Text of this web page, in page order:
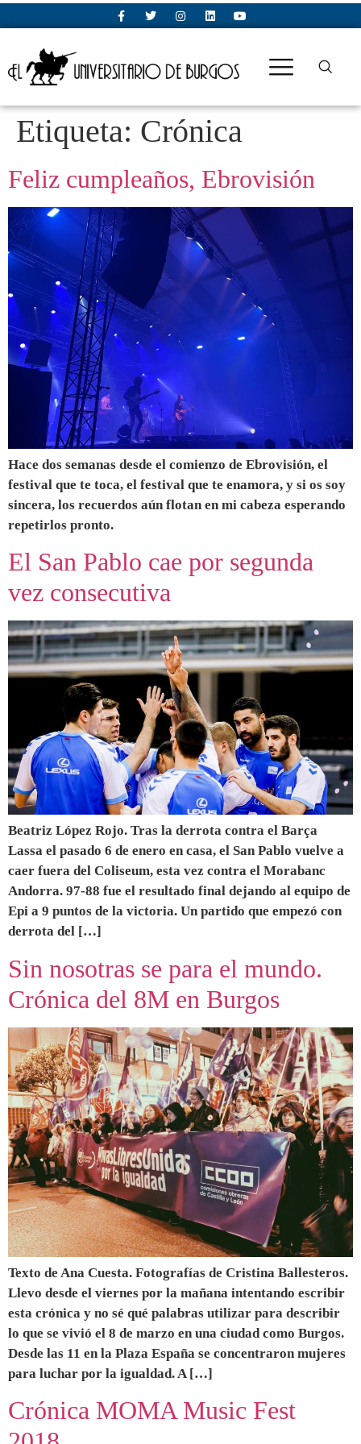
Etiqueta: Crónica
Feliz cumpleaños, Ebrovisión
Hace dos semanas desde el comienzo de Ebrovisión, el
festival que te toca, el festival que te enamora, y si os soy
sincera, los recuerdos aún flotan en mi cabeza esperando
repetirlos pronto.
El San Pablo cae por segunda
vez consecutiva
Beatriz López Rojo. Tras la derrota contra el Barça
Lassa el pasado 6 de enero en casa, el San Pablo vuelve a
caer fuera del Coliseum, esta vez contra el Morabanc
Andorra. 97-88 fue el resultado final dejando al equipo de
Epi a 9 puntos de la victoria. Un partido que empezó con
derrota del […]
Sin nosotras se para el mundo.
Crónica del 8M en Burgos
Texto de Ana Cuesta. Fotografías de Cristina Ballesteros.
Llevo desde el viernes por la mañana intentando escribir
esta crónica y no sé qué palabras utilizar para describir
lo que se vivió el 8 de marzo en una ciudad como Burgos.
Desde las 11 en la Plaza España se concentraron mujeres
para luchar por la igualdad. A […]
Crónica MOMA Music Fest